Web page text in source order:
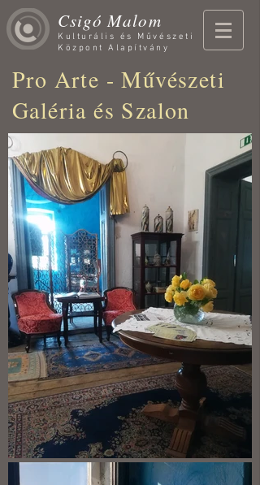
Csigó Malom
Kulturális és Művészeti
Központ Alapítvány
Pro Arte - Művészeti
Galéria és Szalon